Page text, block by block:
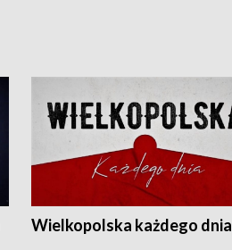
Wielkopolska każdego dnia